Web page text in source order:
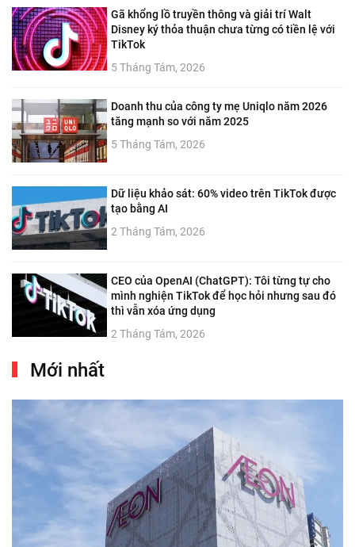
Gã khổng lồ truyền thông và giải trí Walt
Disney ký thỏa thuận chưa từng có tiền lệ với
TikTok
5 Tháng Tám, 2026
Doanh thu của công ty mẹ Uniqlo năm 2026
tăng mạnh so với năm 2025
5 Tháng Tám, 2026
Dữ liệu khảo sát: 60% video trên TikTok được
tạo bằng AI
2 Tháng Tám, 2026
CEO của OpenAI (ChatGPT): Tôi từng tự cho
mình nghiện TikTok để học hỏi nhưng sau đó
thì vẫn xóa ứng dụng
2 Tháng Tám, 2026
Mới nhất